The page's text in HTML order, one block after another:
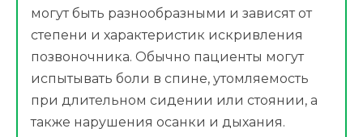
могут быть разнообразными и зависят от
степени и характеристик искривления
позвоночника. Обычно пациенты могут
испытывать боли в спине, утомляемость
при длительном сидении или стоянии, а
также нарушения осанки и дыхания.